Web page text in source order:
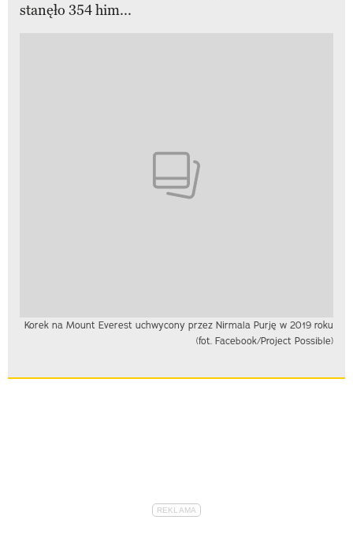
stanęło 354 him...
Korek na Mount Everest uchwycony przez Nirmala Purję w 2019 roku
(fot. Facebook/Project Possible)